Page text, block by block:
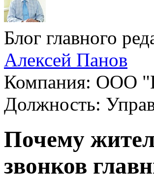
Блог главного
Алексей Панов
Компания: ООО
Должность:
Почему
звонков